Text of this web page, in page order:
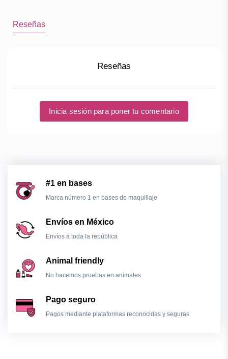
Reseñas
Reseñas
Inicia sesión para poner tu comentario
#1 en bases
Marca número 1 en bases de maquillaje
Envíos en México
Envíos a toda la república
Animal friendly
No hacemos pruebas en animales
Pago seguro
Pagos mediante plataformas reconocidas y seguras